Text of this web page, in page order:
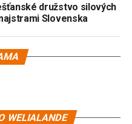
družstvo silových
Slovenska
WELIALANDE